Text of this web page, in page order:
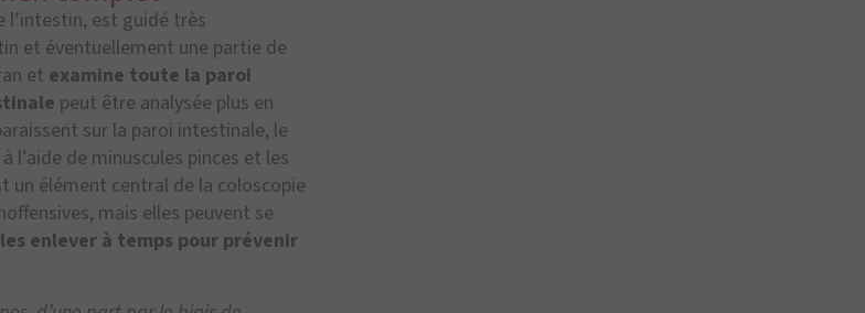
l’intestin, est guidé très
et éventuellement une partie de
et examine toute la paroi
peut être analysée plus en
sur la paroi intestinale, le
à l’aide de minuscules pinces et les
un élément central de la coloscopie
mais elles peuvent se
les enlever à temps pour prévenir